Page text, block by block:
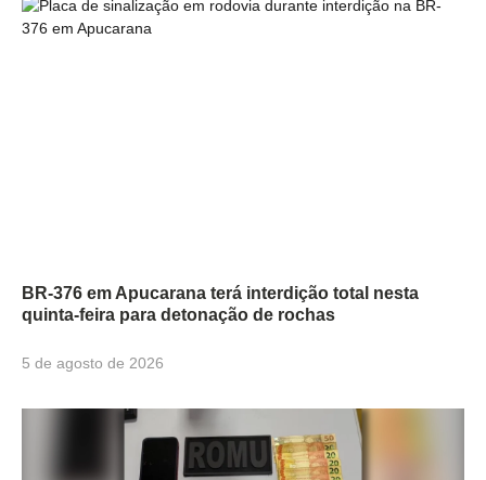
BR-376 em Apucarana terá interdição total nesta
quinta-feira para detonação de rochas
5 de agosto de 2026